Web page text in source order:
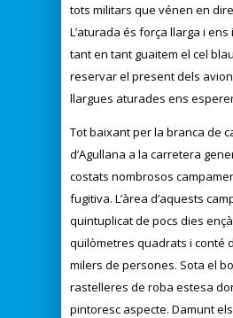
tots militars que vénen en
L’aturada és força llarga i ens
tant en tant guaitem el cel
reservar el present dels
llargues aturades ens
Tot baixant per la branca de
d’Agullana a la carretera
costats nombrosos
fugitiva. L’àrea d’aquests
quintuplicat de pocs dies
quilòmetres quadrats i conté
milers de persones. Sota el
rastelleres de roba estesa
pintoresc aspecte. Damunt